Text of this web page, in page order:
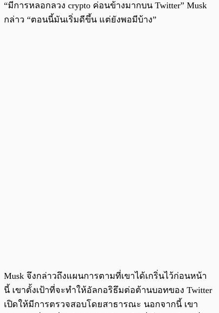
“มีการหลอกลวง crypto ค่อนข้างมากบน Twitter” Musk
กล่าว “ตอนนี้มันเริ่มดีขึ้น แต่ยังพอมีบ้าง”
Musk จึงกล่าวถึงแผนการตามที่เขาได้เกริ่นไว้ก่อนหน้า
นี้ เขาตั้งเป้าที่จะทำให้อัลกอริธึมต่อต้านบอทของ Twitter
เปิดให้มีการตรวจสอบโดยสาธารณะ นอกจากนี้ เขา